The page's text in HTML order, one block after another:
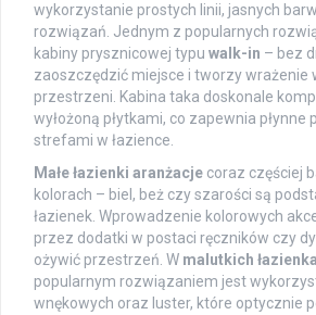
wykorzystanie prostych linii, jasnych
rozwiązań. Jednym z popularnych
kabiny prysznicowej typu walk-in – bez
zaoszczędzić miejsce i tworzy wrażenie
przestrzeni. Kabina taka doskonale
wyłożoną płytkami, co zapewnia płynne
strefami w łazience.
Małe łazienki aranżacje coraz częściej
kolorach – biel, beż czy szarości są
łazienek. Wprowadzenie kolorowych
przez dodatki w postaci ręczników czy
ożywić przestrzeń. W malutkich
popularnym rozwiązaniem jest
wnękowych oraz luster, które optycznie